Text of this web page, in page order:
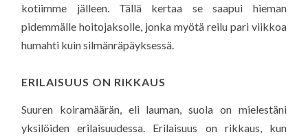
kotiimme jälleen. Tällä kertaa se saapui hieman
pidemmälle hoitojaksolle, jonka myötä reilu pari viikkoa
humahti kuin silmänräpäyksessä.
ERILAISUUS ON RIKKAUS
Suuren koiramäärän, eli lauman, suola on mielestäni
yksilöiden erilaisuudessa. Erilaisuus on rikkaus, kun